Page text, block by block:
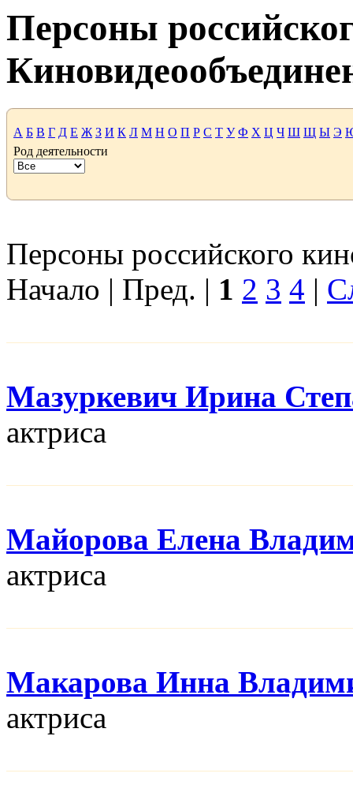
Персоны
А Б В Г Д Е Ж З И К Л М Н О П Р С Т У Ф Х Ц Ч Ш Щ Ы Э
Род деятельности
Персоны российского
Начало | Пред. | 1 2 3 4 |
Мазуркевич Ирина
актриса
Майорова Елена
актриса
Макарова Инна
актриса